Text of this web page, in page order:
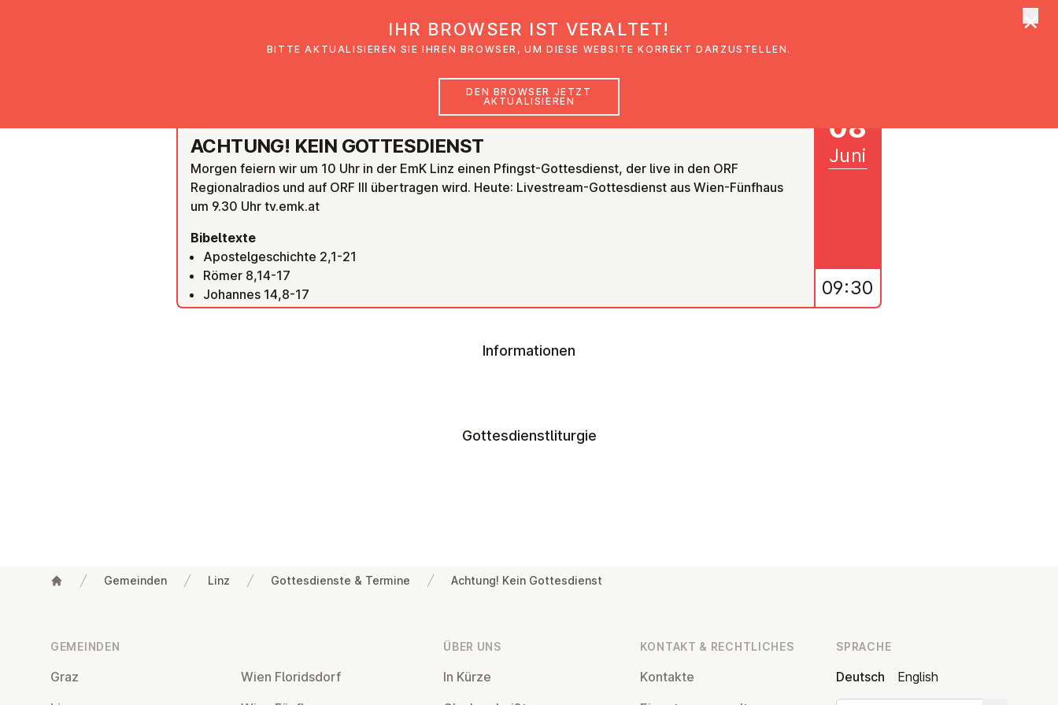
Glaubensimpulse News Veranstaltungen
ACHTUNG! KEIN GOT­TES­DIENST
Morgen feiern wir um 10 Uhr in der EmK Linz einen Pfingst-Gottesdienst, der live in den ORF
Regionalradios und auf ORF III übertragen wird. Heute: Livestream-Gottesdienst aus Wien-Fünfhaus
um 9.30 Uhr tv.emk.at
Bibeltexte
Apostelgeschichte 2,1-21
Römer 8,14-17
Johannes 14,8-17
08
Juni
09:30
Informationen
Gottesdienstliturgie
Gemeinden Linz Gottesdienste & Termine Achtung! Kein Gottesdienst
GEMEINDEN
Graz
Wien Flo­rids­dorf
ÜBER UNS
In Kürze
KONTAKT & RECHT­LI­CHES
Kontakte
SPRACHE
Deutsch
English
IHR BROWSER IST VERALTET!
BITTE AKTUALISIEREN SIE IHREN BROWSER, UM DIESE WEBSITE KORREKT DARZUSTELLEN.
DEN BROWSER JETZT
AKTUALISIEREN
×